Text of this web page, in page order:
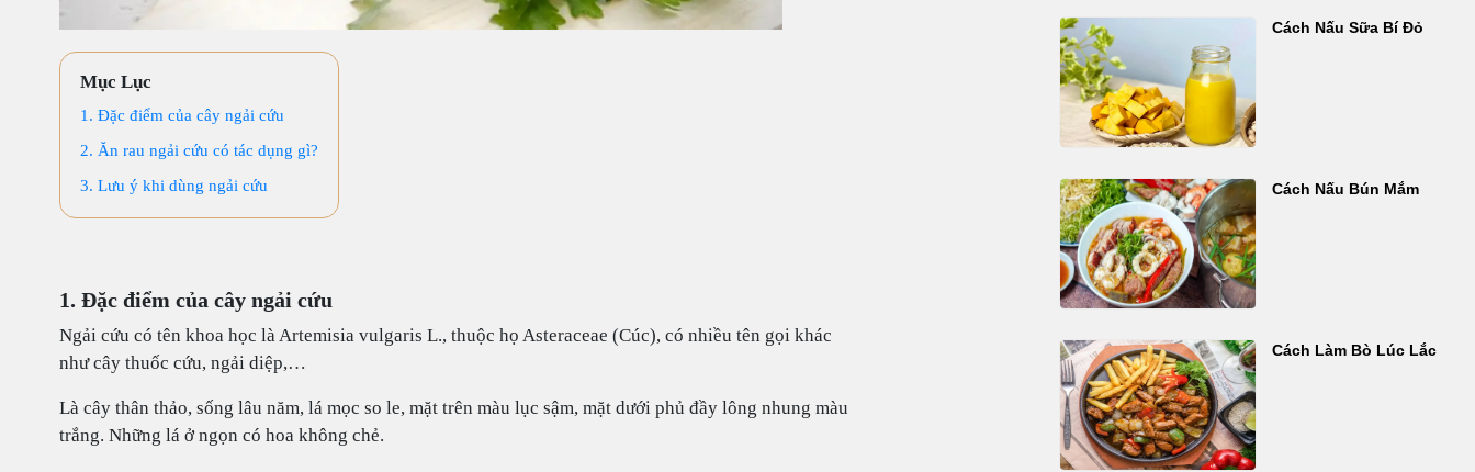
Mục Lục
1. Đặc điểm của cây ngải cứu
2. Ăn rau ngải cứu có tác dụng gì?
3. Lưu ý khi dùng ngải cứu
1. Đặc điểm của cây ngải cứu
Ngải cứu có tên khoa học là Artemisia vulgaris L., thuộc họ Asteraceae (Cúc), có nhiều tên gọi khác
như cây thuốc cứu, ngải diệp,…
Là cây thân thảo, sống lâu năm, lá mọc so le, mặt trên màu lục sậm, mặt dưới phủ đầy lông nhung màu
trắng. Những lá ở ngọn có hoa không chẻ.
Cách Nấu Sữa Bí Đỏ
Cách Nấu Bún Mắm
Cách Làm Bò Lúc Lắc